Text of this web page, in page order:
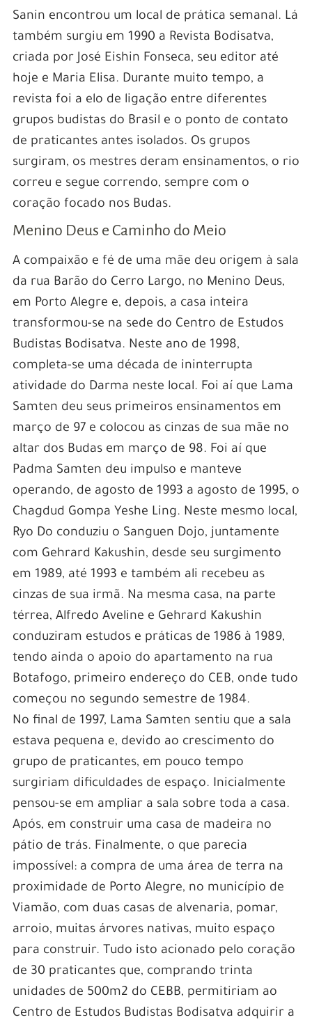
Sanin encontrou um local de prática semanal. Lá
também surgiu em 1990 a Revista Bodisatva,
criada por José Eishin Fonseca, seu editor até
hoje e Maria Elisa. Durante muito tempo, a
revista foi a elo de ligação entre diferentes
grupos budistas do Brasil e o ponto de contato
de praticantes antes isolados. Os grupos
surgiram, os mestres deram ensinamentos, o rio
correu e segue correndo, sempre com o
coração focado nos Budas.
Menino Deus e Caminho do Meio
A compaixão e fé de uma mãe deu origem à sala
da rua Barão do Cerro Largo, no Menino Deus,
em Porto Alegre e, depois, a casa inteira
transformou-se na sede do Centro de Estudos
Budistas Bodisatva. Neste ano de 1998,
completa-se uma década de ininterrupta
atividade do Darma neste local. Foi aí que Lama
Samten deu seus primeiros ensinamentos em
março de 97 e colocou as cinzas de sua mãe no
altar dos Budas em março de 98. Foi aí que
Padma Samten deu impulso e manteve
operando, de agosto de 1993 a agosto de 1995, o
Chagdud Gompa Yeshe Ling. Neste mesmo local,
Ryo Do conduziu o Sanguen Dojo, juntamente
com Gehrard Kakushin, desde seu surgimento
em 1989, até 1993 e também ali recebeu as
cinzas de sua irmã. Na mesma casa, na parte
térrea, Alfredo Aveline e Gehrard Kakushin
conduziram estudos e práticas de 1986 à 1989,
tendo ainda o apoio do apartamento na rua
Botafogo, primeiro endereço do CEB, onde tudo
começou no segundo semestre de 1984.
No final de 1997, Lama Samten sentiu que a sala
estava pequena e, devido ao crescimento do
grupo de praticantes, em pouco tempo
surgiriam dificuldades de espaço. Inicialmente
pensou-se em ampliar a sala sobre toda a casa.
Após, em construir uma casa de madeira no
pátio de trás. Finalmente, o que parecia
impossível: a compra de uma área de terra na
proximidade de Porto Alegre, no município de
Viamão, com duas casas de alvenaria, pomar,
arroio, muitas árvores nativas, muito espaço
para construir. Tudo isto acionado pelo coração
de 30 praticantes que, comprando trinta
unidades de 500m2 do CEBB, permitiriam ao
Centro de Estudos Budistas Bodisatva adquirir a